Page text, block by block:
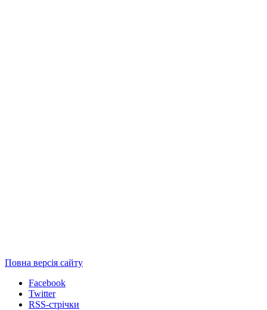
Повна версія сайту
Facebook
Twitter
RSS-стрічки